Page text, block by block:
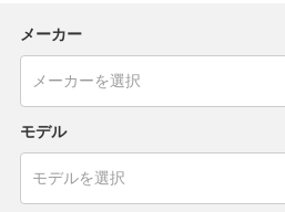
メーカー
モデル